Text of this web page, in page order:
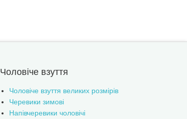
Чоловіче взуття
Чоловіче взуття великих розмірів
Черевики зимові
Напівчеревики чоловічі